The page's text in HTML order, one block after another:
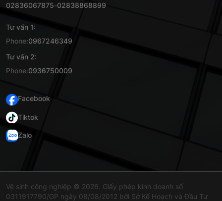
02836067875-02838868899
Tư vấn 1:
Phone:0967246349
Tư vấn 2:
Phone:0936750009
Facebook
Tiktok
Zalo
Vệ sinh công nghiệp © 2026. Giấy phép kinh doanh số
0311917790/GP ngày 08/08/2012 bởi Sở Kế Hoạch và Đầu Tư